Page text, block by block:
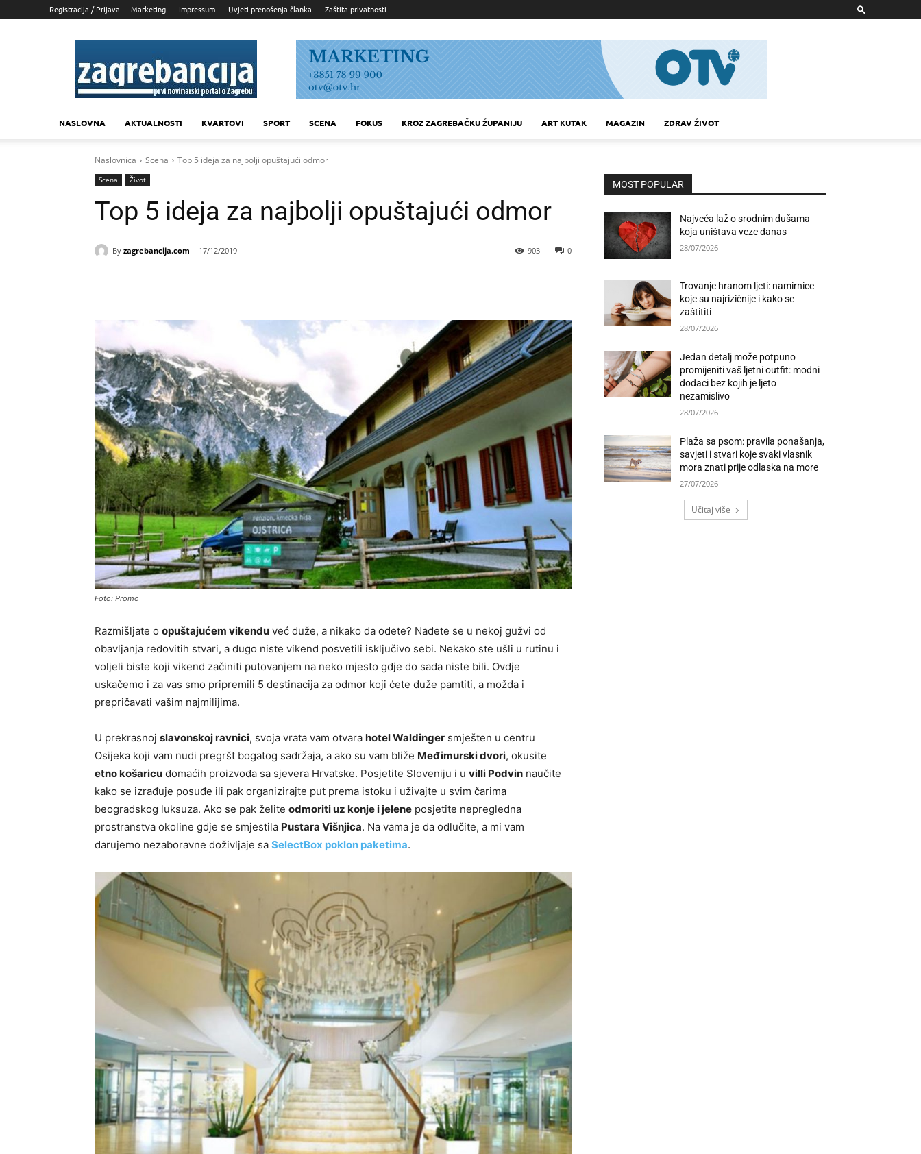
Registracija / Prijava Marketing Impressum Uvjeti prenošenja članka Zaštita privatnosti
Zagrebancija
NASLOVNA AKTUALNOSTI KVARTOVI SPORT SCENA FOKUS KROZ ZAGREBAČKU ŽUPANIJU ART KUTAK MAGAZIN ZDRAV ŽIVOT
Naslovnica Scena Top 5 ideja za najbolji opuštajući odmor
Scena Život
Top 5 ideja za najbolji opuštajući odmor
By zagrebancija.com 17/12/2019 0
903
Foto: Promo
Razmišljate o opuštajućem vikendu već duže, a nikako da odete? Nađete se u nekoj gužvi od
obavljanja redovitih stvari, a dugo niste vikend posvetili isključivo sebi. Nekako ste ušli u rutinu i
voljeli biste koji vikend začiniti putovanjem na neko mjesto gdje do sada niste bili. Ovdje
uskačemo i za vas smo pripremili 5 destinacija za odmor koji ćete duže pamtiti, a možda i
prepričavati vašim najmilijima.
U prekrasnoj slavonskoj ravnici, svoja vrata vam otvara hotel Waldinger smješten u centru
Osijeka koji vam nudi pregršt bogatog sadržaja, a ako su vam bliže Međimurski dvori, okusite
etno košaricu domaćih proizvoda sa sjevera Hrvatske. Posjetite Sloveniju i u villi Podvin naučite
kako se izrađuje posuđe ili pak organizirajte put prema istoku i uživajte u svim čarima
beogradskog luksuza. Ako se pak želite odmoriti uz konje i jelene posjetite nepregledna
prostranstva okoline gdje se smjestila Pustara Višnjica. Na vama je da odlučite, a mi vam
darujemo nezaboravne doživljaje sa SelectBox poklon paketima.
MOST POPULAR
Najveća laž o srodnim dušama
koja uništava veze danas
28/07/2026
Trovanje hranom ljeti: namirnice
koje su najrizičnije i kako se
zaštititi
28/07/2026
Jedan detalj može potpuno
promijeniti vaš ljetni outfit: modni
dodaci bez kojih je ljeto
nezamislivo
28/07/2026
Plaža sa psom: pravila ponašanja,
savjeti i stvari koje svaki vlasnik
mora znati prije odlaska na more
27/07/2026
Učitaj više